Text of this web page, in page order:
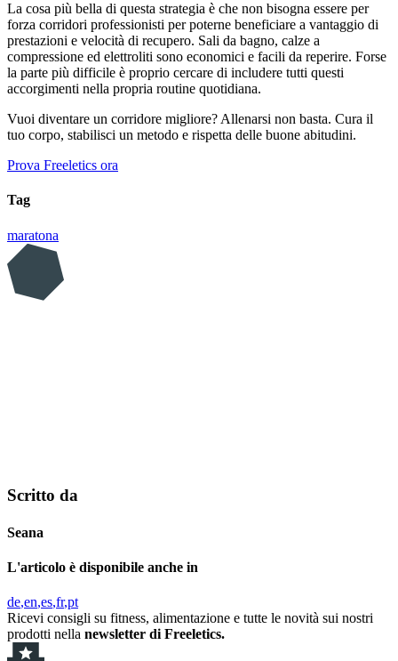
La cosa più bella di questa strategia è che non bisogna essere per
forza corridori professionisti per poterne beneficiare a vantaggio di
prestazioni e velocità di recupero. Sali da bagno, calze a
compressione ed elettroliti sono economici e facili da reperire. Forse
la parte più difficile è proprio cercare di includere tutti questi
accorgimenti nella propria routine quotidiana.
Vuoi diventare un corridore migliore? Allenarsi non basta. Cura il
tuo corpo, stabilisci un metodo e rispetta delle buone abitudini.
Prova Freeletics ora
Tag
maratona
Scritto da
Seana
L'articolo è disponibile anche in
de en es fr pt
Ricevi consigli su fitness, alimentazione e tutte le novità sui nostri
prodotti nella newsletter di Freeletics.